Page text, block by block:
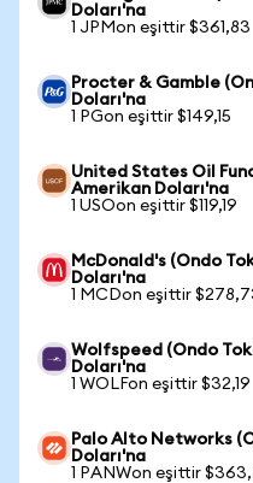
Doları'na
1 JPMon eşittir $361,83
Procter & Gamble
Doları'na
1 PGon eşittir $149,15
United States Oil
Amerikan Doları'na
1 USOon eşittir $119,19
McDonald's (Ondo
Doları'na
1 MCDon eşittir
Wolfspeed (Ondo
Doları'na
1 WOLFon eşittir $32,19
Palo Alto Networks
Doları'na
1 PANWon eşittir